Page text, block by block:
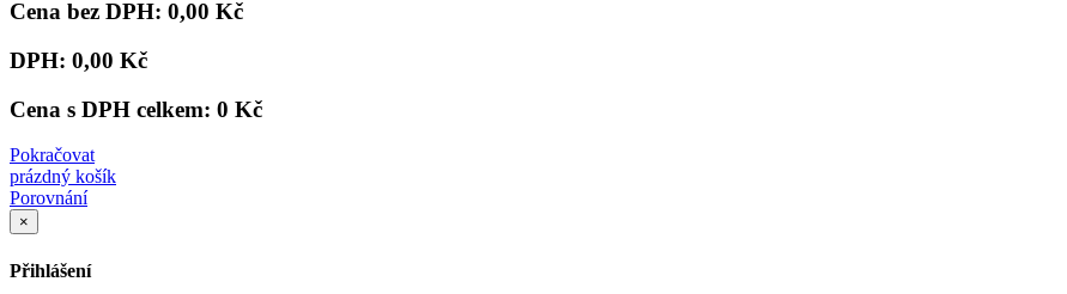
Cena bez DPH: 0,00 Kč
DPH: 0,00 Kč
Cena s DPH celkem: 0 Kč
Pokračovat
prázdný košík
Porovnání
×
Přihlášení